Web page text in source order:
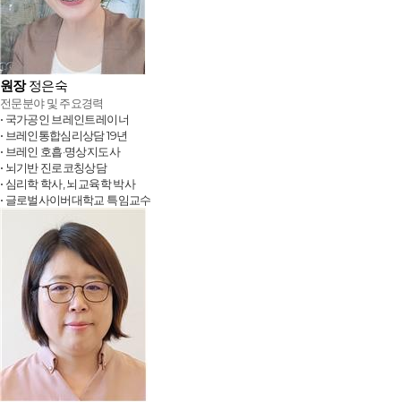
원장정은숙
전문분야 및 주요경력
• 국가공인 브레인트레이너
• 브레인통합심리상담 19년
• 브레인 호흡·명상지도사
• 뇌기반 진로코칭상담
• 심리학 학사, 뇌교육학 박사
• 글로벌사이버대학교 특임교수